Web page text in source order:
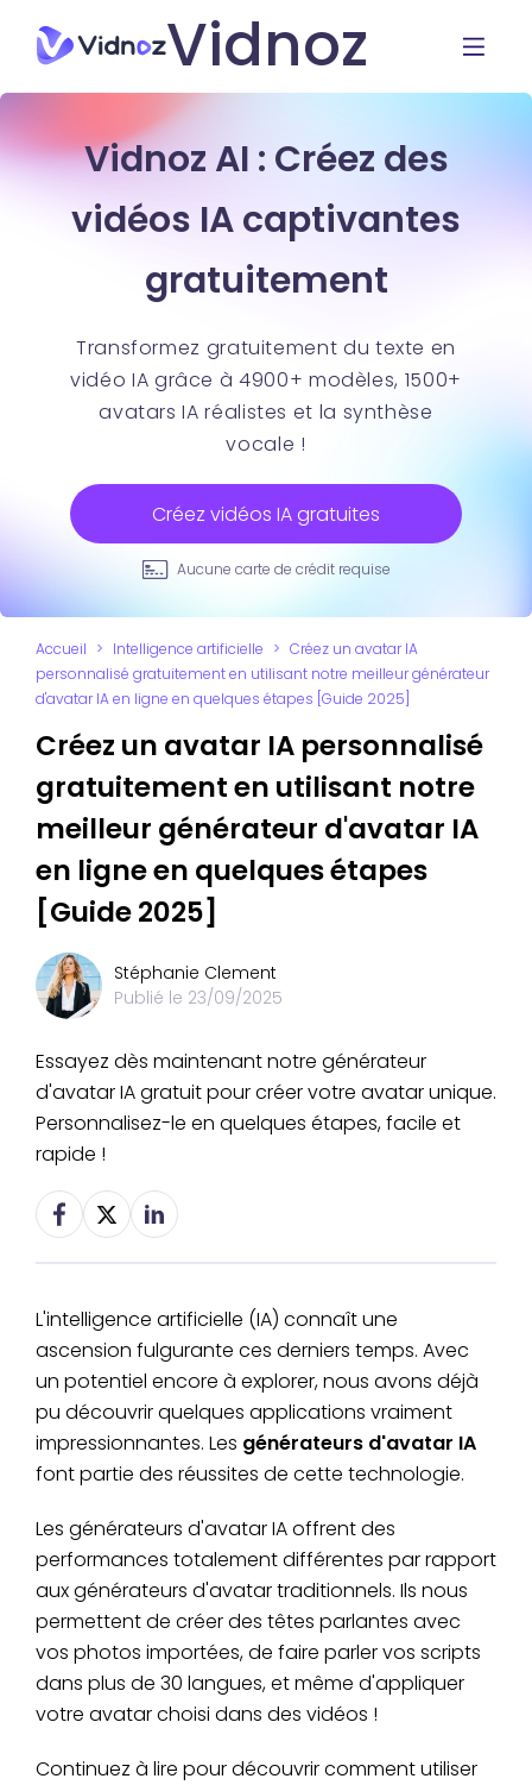
Vidnoz
Vidnoz AI : Créez des
vidéos IA captivantes
gratuitement
Transformez gratuitement du texte en
vidéo IA grâce à 4900+ modèles, 1500+
avatars IA réalistes et la synthèse
vocale !
Créez vidéos IA gratuites
Aucune carte de crédit requise
Accueil > Intelligence artificielle > Créez un avatar IA
personnalisé gratuitement en utilisant notre meilleur générateur
d'avatar IA en ligne en quelques étapes [Guide 2025]
Créez un avatar IA personnalisé
gratuitement en utilisant notre
meilleur générateur d'avatar IA
en ligne en quelques étapes
[Guide 2025]
Stéphanie Clement
Publié le 23/09/2025
Essayez dès maintenant notre générateur
d'avatar IA gratuit pour créer votre avatar unique.
Personnalisez-le en quelques étapes, facile et
rapide !
L'intelligence artificielle (IA) connaît une
ascension fulgurante ces derniers temps. Avec
un potentiel encore à explorer, nous avons déjà
pu découvrir quelques applications vraiment
impressionnantes. Les générateurs d'avatar IA
font partie des réussites de cette technologie.
Les générateurs d'avatar IA offrent des
performances totalement différentes par rapport
aux générateurs d'avatar traditionnels. Ils nous
permettent de créer des têtes parlantes avec
vos photos importées, de faire parler vos scripts
dans plus de 30 langues, et même d'appliquer
votre avatar choisi dans des vidéos !
Continuez à lire pour découvrir comment utiliser